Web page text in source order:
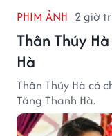
PHIM ẢNH 2 giờ
Thân Thúy
Hà
Thân Thúy Hà có
Tăng Thanh Hà.